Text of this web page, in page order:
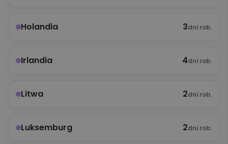
Holandia 3dni rob.
Irlandia 4dni rob.
Litwa 2dni rob.
Luksemburg 2dni rob.